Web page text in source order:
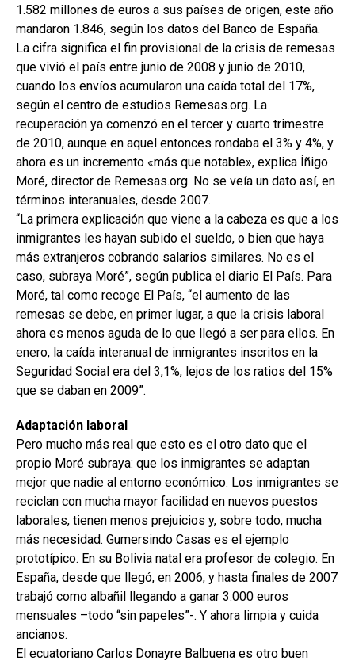
1.582 millones de euros a sus países de origen, este año
mandaron 1.846, según los datos del Banco de España.
La cifra significa el fin provisional de la crisis de remesas
que vivió el país entre junio de 2008 y junio de 2010,
cuando los envíos acumularon una caída total del 17%,
según el centro de estudios Remesas.org. La
recuperación ya comenzó en el tercer y cuarto trimestre
de 2010, aunque en aquel entonces rondaba el 3% y 4%, y
ahora es un incremento «más que notable», explica Íñigo
Moré, director de Remesas.org. No se veía un dato así, en
términos interanuales, desde 2007.
“La primera explicación que viene a la cabeza es que a los
inmigrantes les hayan subido el sueldo, o bien que haya
más extranjeros cobrando salarios similares. No es el
caso, subraya Moré”, según publica el diario El País. Para
Moré, tal como recoge El País, “el aumento de las
remesas se debe, en primer lugar, a que la crisis laboral
ahora es menos aguda de lo que llegó a ser para ellos. En
enero, la caída interanual de inmigrantes inscritos en la
Seguridad Social era del 3,1%, lejos de los ratios del 15%
que se daban en 2009”.
Adaptación laboral
Pero mucho más real que esto es el otro dato que el
propio Moré subraya: que los inmigrantes se adaptan
mejor que nadie al entorno económico. Los inmigrantes se
reciclan con mucha mayor facilidad en nuevos puestos
laborales, tienen menos prejuicios y, sobre todo, mucha
más necesidad. Gumersindo Casas es el ejemplo
prototípico. En su Bolivia natal era profesor de colegio. En
España, desde que llegó, en 2006, y hasta finales de 2007
trabajó como albañil llegando a ganar 3.000 euros
mensuales –todo “sin papeles”-. Y ahora limpia y cuida
ancianos.
El ecuatoriano Carlos Donayre Balbuena es otro buen